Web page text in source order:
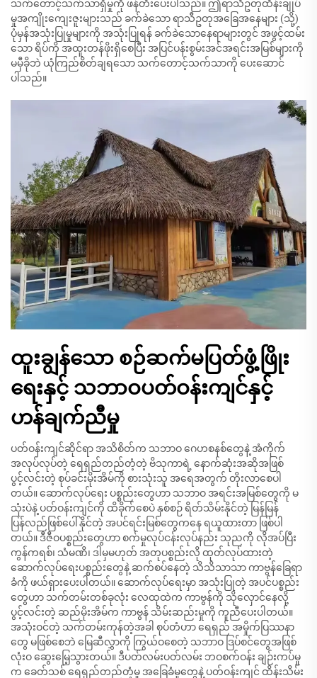
သက်တောင့်သက်သာရှိမှုကို ဖန်တီးပေးပါသည်။ ဤရာသီဥတုထိန်းချုပ်
မှုအကျိုးကျေးဇူးများသည် ခက်ခဲသော ရာသီဥတုအခြေအနေများ (သို့)
ပုံမှန်အသုံးပြုမှုများကို အသုံးပြုရန် ခက်ခဲသောနေရာများတွင် အဖွင့်ထမ်း
သော ရိပ်ကို အထူးတန်ဖိုးရှိစေပြီး အပြင်ပန်းစွမ်းအင်အရင်းအမြစ်များကို
မမှီခိုဘဲ ယုံကြည်စိတ်ချရသော သက်တောင့်သက်သာကို ပေးဆောင်
ပါသည်။
ထူးချွန်သော စဉ်ဆက်မပြတ်ဖွံ့ဖြိုး
ရေးနှင့် သဘာဝပတ်ဝန်းကျင်နှင့်
ဟန်ချက်ညီမှု
ပတ်ဝန်းကျင်ဆိုင်ရာ အသိစိတ်က သဘာဝ ဂေဟစနစ်တွေနဲ့ အံကိုက်
အလုပ်လုပ်တဲ့ ရေရှည်တည်တံ့တဲ့ ဗိသုကာရဲ့ နောက်ဆုံးအဆိုအဖြစ်
ပွင့်လင်းတဲ့ စုပ်ခင်းမိုးအိမ်ကို စားသုံးသူ အရေအတွက် တိုးလာစေပါ
တယ်။ ဆောက်လုပ်ရေး ပစ္စည်းတွေဟာ သဘာဝ အရင်းအမြစ်တွေကို မ
သုံးပဲနဲ့ ပတ်ဝန်းကျင်ကို ထိခိုက်စေပဲ နှစ်စဉ် ရိတ်သိမ်းနိုင်တဲ့ မြန်မြန်
ပြန်လည်ဖြစ်ပေါ်နိုင်တဲ့ အပင်ရင်းမြစ်တွေကနေ ရယူထားတာ ဖြစ်ပါ
တယ်။ ဒီဇီဝပစ္စည်းတွေဟာ စက်မှုလုပ်ငန်းလုပ်နည်း သုညကို လိုအပ်ပြီး
ကွန်ကရစ်၊ သံမဏိ၊ ဒါမှမဟုတ် အတုပစ္စည်းလို ထုတ်လုပ်ထားတဲ့
ဆောက်လုပ်ရေးပစ္စည်းတွေနဲ့ ဆက်စပ်နေတဲ့ သိသိသာသာ ကာဗွန်ခြေရာ
ခံကို ဖယ်ရှားပေးပါတယ်။ ဆောက်လုပ်ရေးမှာ အသုံးပြုတဲ့ အပင်ပစ္စည်း
တွေဟာ သက်တမ်းတစ်ခုလုံး လေထုထဲက ကာဗွန်ကို သိုလှောင်နေလို့
ပွင့်လင်းတဲ့ ဆည်မိုးအိမ်က ကာဗွန် သိမ်းဆည်းမှုကို ကူညီပေးပါတယ်။
အသုံးဝင်တဲ့ သက်တမ်းကုန်တဲ့အခါ စုပ်တံဟာ ရေရှည် အမှိုက်ပြဿနာ
တွေ မဖြစ်စေဘဲ မြေဆီလွှာကို ကြွယ်ဝစေတဲ့ သဘာဝ ဒြပ်စင်တွေအဖြစ်
လုံးဝ ဆွေးမြေ့သွားတယ်။ ဒီပတ်လမ်းပတ်လမ်း ဘဝစက်ဝန်း ချဉ်းကပ်မှု
က ခေတ်သစ် ရေရှည်တည်တံ့မှု အခြေခံမူတွေနဲ့ ပတ်ဝန်းကျင် ထိန်းသိမ်း